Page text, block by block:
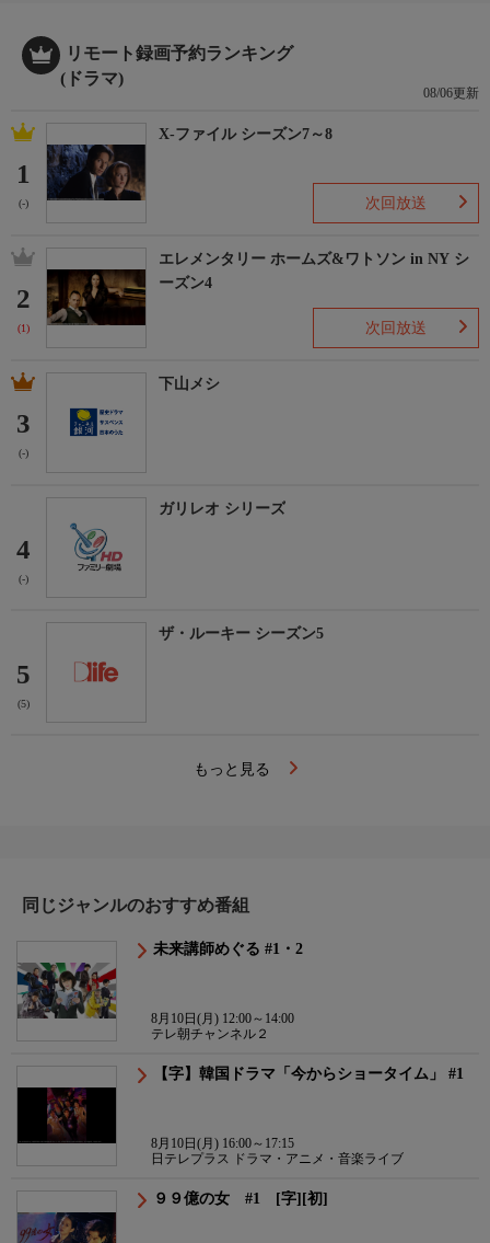
リモート録画予約ランキング
(ドラマ)
08/06更新
1
(-)
X-ファイル シーズン7～8
次回放送
2
(1)
エレメンタリー ホームズ&ワトソン in NY シ
ーズン4
次回放送
3
(-)
下山メシ
4
(-)
ガリレオ シリーズ
5
(5)
ザ・ルーキー シーズン5
もっと見る
同じジャンルのおすすめ番組
未来講師めぐる #1・2
8月10日(月) 12:00～14:00
テレ朝チャンネル２
【字】韓国ドラマ「今からショータイム」 #1
8月10日(月) 16:00～17:15
日テレプラス ドラマ・アニメ・音楽ライブ
９９億の女 #1 [字][初]